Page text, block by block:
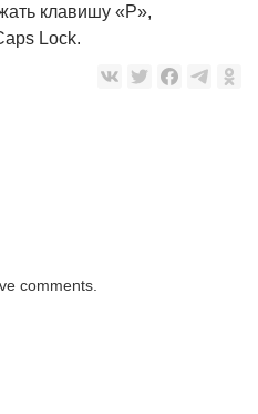
клавишу «P»,
Lock.
comments.